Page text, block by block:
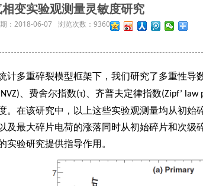
变实验观测量灵敏度研究
： 2018-06-07 浏览次数： 9360
计多重碎裂模型框架下，我们研究了多重性导
、费舍尔指数(τ) 、齐普夫定律指数(Zipf’ law
。在该研究中，以上这些实验观测量均从初
及最大碎片电荷的涨落同时从初始碎片和次
实验研究提供指导作用。